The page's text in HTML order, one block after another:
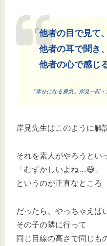
「他者の目で見て、
他者の耳で聞き、
他者の心で感じる
「幸せになる勇気」岸見一郎
岸見先生はこのように解
それを素人がやろうとい
「むずかしいよね…😅」
というのが正直なところ
だったら、やっちゃえば
その子の隣に行って
同じ目線の高さで同じも